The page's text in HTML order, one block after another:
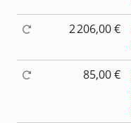
2 206,00 €
85,00 €